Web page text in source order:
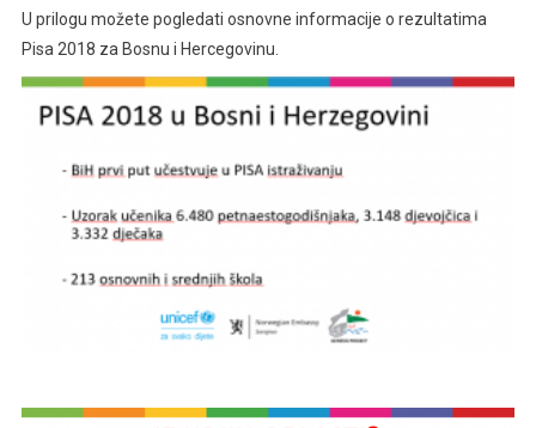
U prilogu možete pogledati osnovne informacije o rezultatima
Pisa 2018 za Bosnu i Hercegovinu.